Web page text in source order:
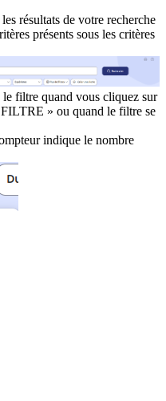
résultats de votre recherche
présents sous les critères
le filtre quand vous cliquez sur
» ou quand le filtre se
indique le nombre